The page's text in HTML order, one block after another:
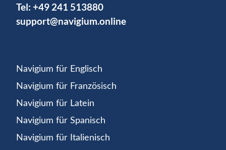
Tel: +49 241 513880
support@navigium.online
Navigium für Englisch
Navigium für Französisch
Navigium für Latein
Navigium für Spanisch
Navigium für Italienisch